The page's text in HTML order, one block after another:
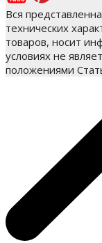
Вся
технических
товаров, носит
условиях не
положениями